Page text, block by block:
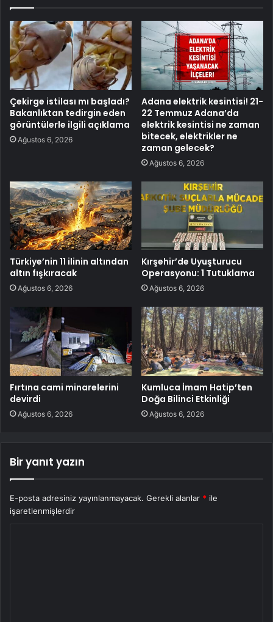
Çekirge istilası mı başladı?
Bakanlıktan tedirgin eden
görüntülerle ilgili açıklama
Ağustos 6, 2026
Adana elektrik kesintisi! 21-
22 Temmuz Adana’da
elektrik kesintisi ne zaman
bitecek, elektrikler ne
zaman gelecek?
Ağustos 6, 2026
Türkiye’nin 11 ilinin altından
altın fışkıracak
Ağustos 6, 2026
Kırşehir’de Uyuşturucu
Operasyonu: 1 Tutuklama
Ağustos 6, 2026
Fırtına cami minarelerini
devirdi
Ağustos 6, 2026
Kumluca İmam Hatip’ten
Doğa Bilinci Etkinliği
Ağustos 6, 2026
Bir yanıt yazın
E-posta adresiniz yayınlanmayacak. Gerekli alanlar * ile
işaretlenmişlerdir